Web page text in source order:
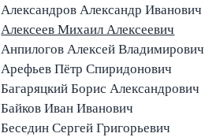
Александров Александр Иванович
Алексеев Михаил Алексеевич
Анпилогов Алексей Владимирович
Арефьев Пётр Спиридонович
Багаряцкий Борис Александрович
Байков Иван Иванович
Беседин Сергей Григорьевич